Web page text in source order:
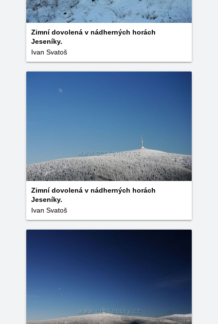
Zimní dovolená v nádherných horách
Jeseníky.
Ivan Svatoš
Zimní dovolená v nádherných horách
Jeseníky.
Ivan Svatoš